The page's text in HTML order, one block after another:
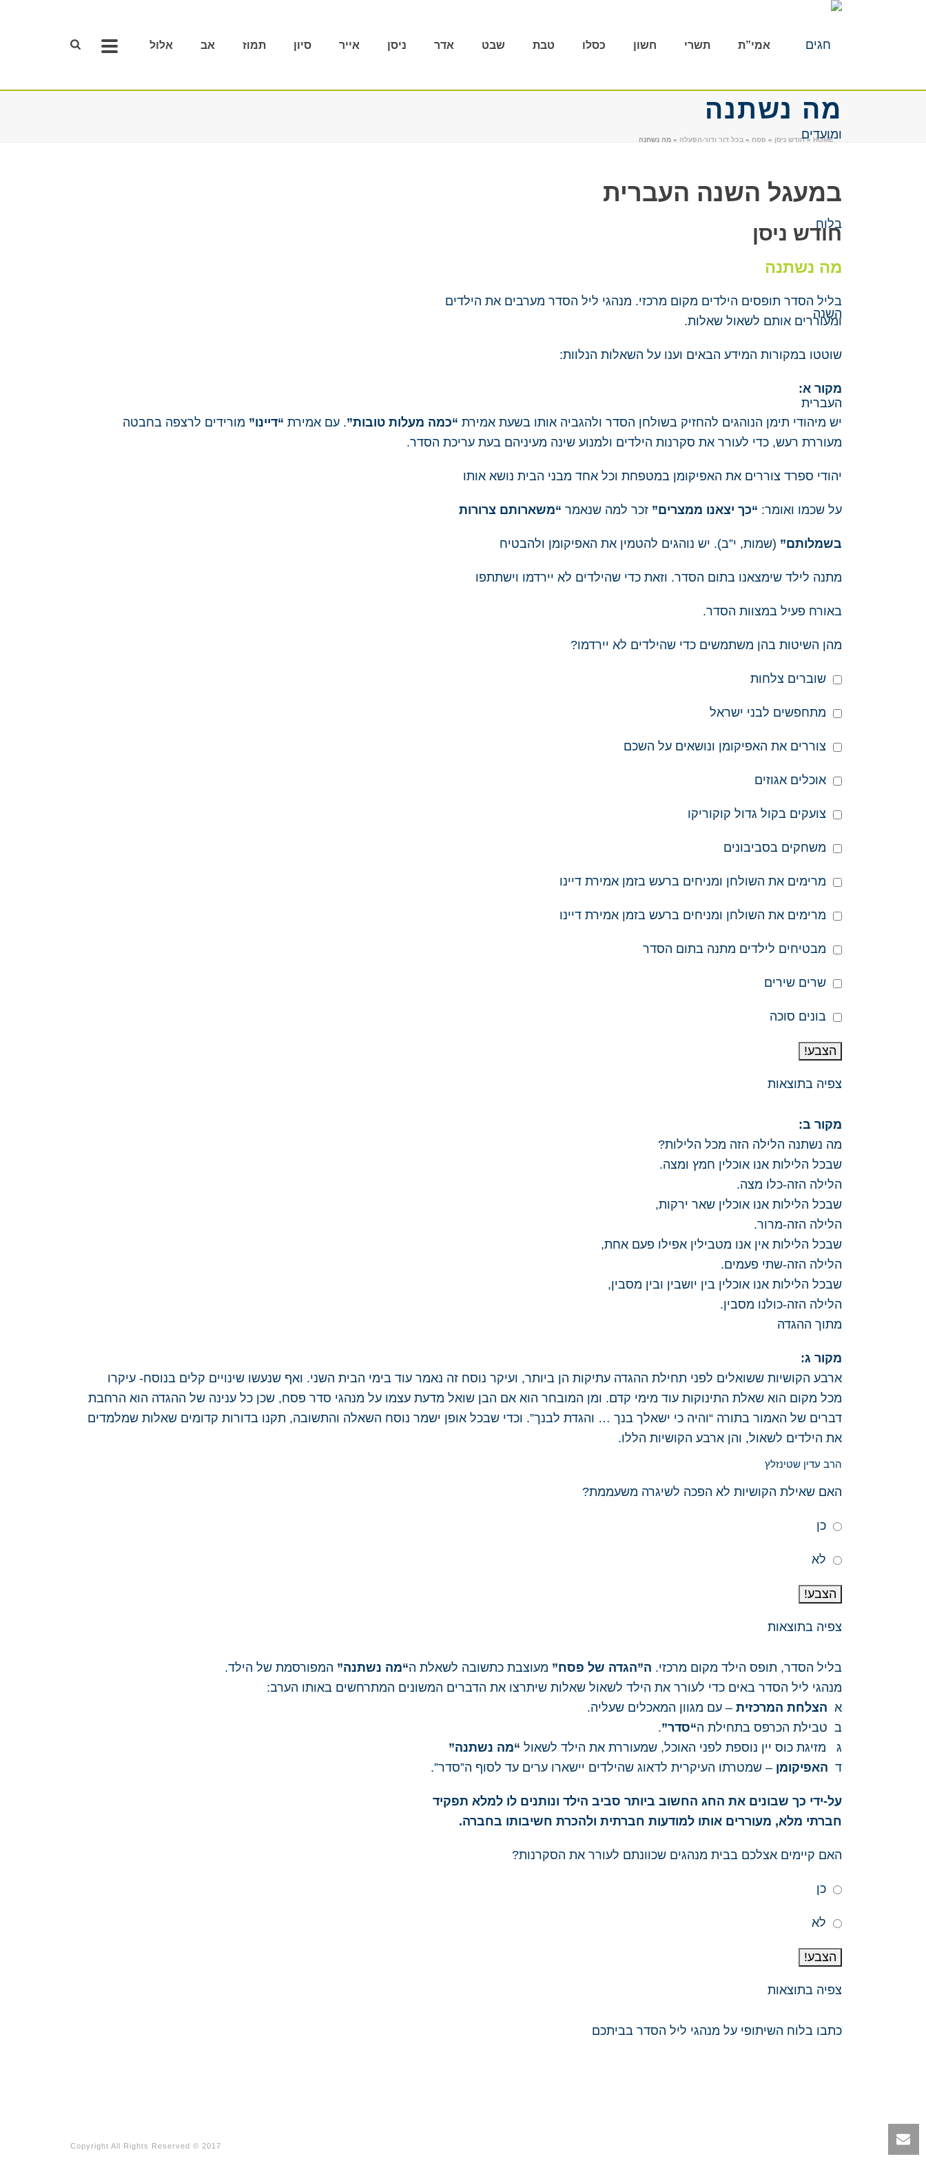
אמי”ת תשרי חשון כסלו טבת שבט אדר ניסן אייר סיון תמוז אב אלול
מה נשתנה
HOME
»חודש ניסן » פסח » בכל דור ודור-הפעלה » מה נשתנה
במעגל השנה העברית
חודש ניסן
מה נשתנה
בליל הסדר תופסים הילדים מקום מרכזי. מנהגי ליל הסדר מערבים את הילדים
ומעוררים אותם לשאול שאלות.
שוטטו במקורות המידע הבאים וענו על השאלות הנלוות:
מקור א:
יש מיהודי תימן הנוהגים להחזיק בשולחן הסדר ולהגביה אותו בשעת אמירת “כמה מעלות טובות”. עם אמירת “דיינו” מורידים לרצפה בחבטה
מעוררת רעש, כדי לעורר את סקרנות הילדים ולמנוע שינה מעיניהם בעת עריכת הסדר.
יהודי ספרד צוררים את האפיקומן במטפחת וכל אחד מבני הבית נושא אותו
על שכמו ואומר: “כך יצאנו ממצרים” זכר למה שנאמר “משארותם צרורות
בשמלותם” (שמות, י”ב). יש נוהגים להטמין את האפיקומן ולהבטיח
מתנה לילד שימצאנו בתום הסדר. וזאת כדי שהילדים לא יירדמו וישתתפו
באורח פעיל במצוות הסדר.
מהן השיטות בהן משתמשים כדי שהילדים לא יירדמו?​​​​​​​
שוברים צלחות
מתחפשים לבני ישראל
צוררים את האפיקומן ונושאים על השכם
אוכלים אגוזים
צועקים בקול גדול קוקוריקו
משחקים בסביבונים
מרימים את השולחן ומניחים ברעש בזמן אמירת דיינו
מרימים את השולחן ומניחים ברעש בזמן אמירת דיינו
מבטיחים לילדים מתנה בתום הסדר
שרים שירים
בונים סוכה
הצבע!
צפיה בתוצאות
מקור ב:
מה נשתנה הלילה הזה מכל הלילות?
שבכל הלילות אנו אוכלין חמץ ומצה.
הלילה הזה-כלו מצה.
שבכל הלילות אנו אוכלין שאר ירקות,
הלילה הזה-מרור.
שבכל הלילות אין אנו מטבילין אפילו פעם אחת,
הלילה הזה-שתי פעמים.
שבכל הלילות אנו אוכלין בין יושבין ובין מסבין,
הלילה הזה-כולנו מסבין.
מתוך ההגדה
מקור ג:
ארבע הקושיות ששואלים לפני תחילת ההגדה עתיקות הן ביותר, ועיקר נוסח זה נאמר עוד בימי הבית השני. ואף שנעשו שינויים קלים בנוסח- עיקרו
מכל מקום הוא שאלת התינוקות עוד מימי קדם. ומן המובחר הוא אם הבן שואל מדעת עצמו על מנהגי סדר פסח, שכן כל ענינה של ההגדה הוא הרחבת
דברים של האמור בתורה “והיה כי ישאלך בנך … והגדת לבנך”. וכדי שבכל אופן ישמר נוסח השאלה והתשובה, תקנו בדורות קדומים שאלות שמלמדים
את הילדים לשאול, והן ארבע הקושיות הללו.
הרב עדין שטינזלץ
האם שאילת הקושיות לא הפכה לשיגרה משעממת?
כן
לא
הצבע!
צפיה בתוצאות
בליל הסדר, תופס הילד מקום מרכזי. ה”הגדה של פסח” מעוצבת כתשובה לשאלת ה“מה נשתנה” המפורסמת של הילד.
מנהגי ליל הסדר באים כדי לעורר את הילד לשאול שאלות שיתרצו את הדברים המשונים המתרחשים באותו הערב:
א הצלחת המרכזית – עם מגוון המאכלים שעליה.
ב טבילת הכרפס בתחילת ה“סדר”.
ג מזיגת כוס יין נוספת לפני האוכל, שמעוררת את הילד לשאול “מה נשתנה”
ד האפיקומן – שמטרתו העיקרית לדאוג שהילדים יישארו ערים עד לסוף ה”סדר”.
על-ידי כך שבונים את החג החשוב ביותר סביב הילד ונותנים לו למלא תפקיד
חברתי מלא, מעוררים אותו למודעות חברתית ולהכרת חשיבותו בחברה.
האם קיימים אצלכם בבית מנהגים שכוונתם לעורר את הסקרנות?
כן
לא
הצבע!
צפיה בתוצאות
כתבו בלוח השיתופי על מנהגי ליל הסדר בביתכם
Copyright All Rights Reserved © 2017